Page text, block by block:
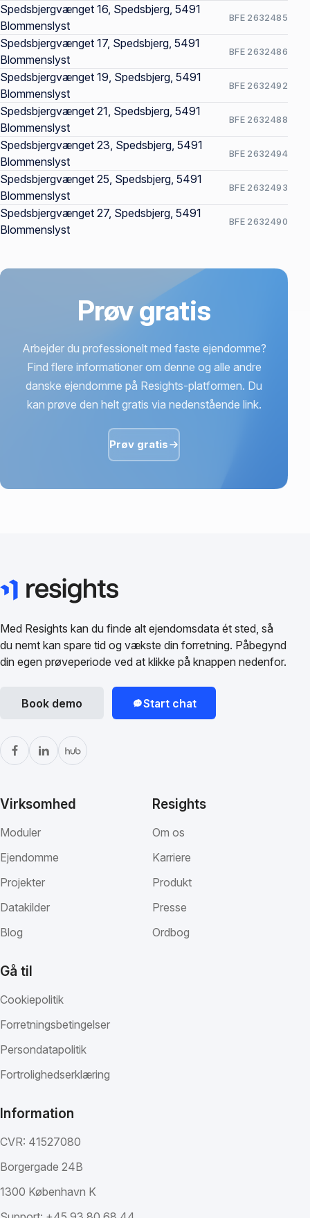
Spedsbjergvænget 16, Spedsbjerg, 5491
Blommenslyst
BFE 2632485
Spedsbjergvænget 17, Spedsbjerg, 5491
Blommenslyst
BFE 2632486
Spedsbjergvænget 19, Spedsbjerg, 5491
Blommenslyst
BFE 2632492
Spedsbjergvænget 21, Spedsbjerg, 5491
Blommenslyst
BFE 2632488
Spedsbjergvænget 23, Spedsbjerg, 5491
Blommenslyst
BFE 2632494
Spedsbjergvænget 25, Spedsbjerg, 5491
Blommenslyst
BFE 2632493
Spedsbjergvænget 27, Spedsbjerg, 5491
Blommenslyst
BFE 2632490
Prøv gratis
Arbejder du professionelt med faste ejendomme?
Find flere informationer om denne og alle andre
danske ejendomme på Resights-platformen. Du
kan prøve den helt gratis via nedenstående link.
Prøv gratis
Med Resights kan du finde alt ejendomsdata ét sted, så
du nemt kan spare tid og vækste din forretning. Påbegynd
din egen prøveperiode ved at klikke på knappen nedenfor.
Book demo Start chat
Virksomhed
Moduler
Ejendomme
Projekter
Datakilder
Blog
Resights
Om os
Karriere
Produkt
Presse
Ordbog
Gå til
Cookiepolitik
Forretningsbetingelser
Persondatapolitik
Fortrolighedserklæring
Information
CVR: 41527080
Borgergade 24B
1300 København K